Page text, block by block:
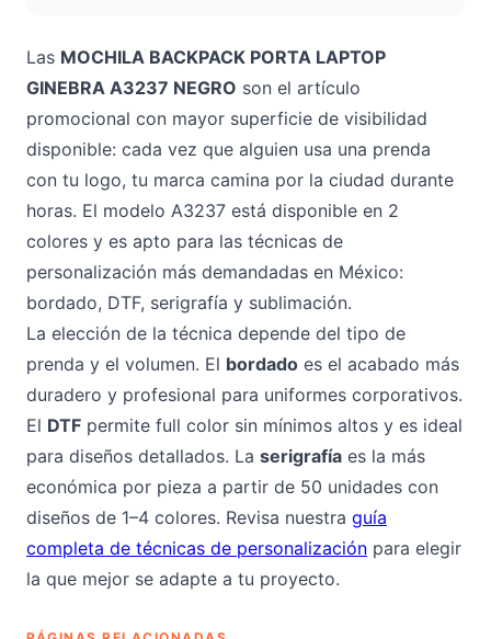
Las MOCHILA BACKPACK PORTA LAPTOP
GINEBRA A3237 NEGRO son el artículo
promocional con mayor superficie de visibilidad
disponible: cada vez que alguien usa una prenda
con tu logo, tu marca camina por la ciudad durante
horas. El modelo A3237 está disponible en 2
colores y es apto para las técnicas de
personalización más demandadas en México:
bordado, DTF, serigrafía y sublimación.
La elección de la técnica depende del tipo de
prenda y el volumen. El bordado es el acabado más
duradero y profesional para uniformes corporativos.
El DTF permite full color sin mínimos altos y es ideal
para diseños detallados. La serigrafía es la más
económica por pieza a partir de 50 unidades con
diseños de 1–4 colores. Revisa nuestra guía
completa de técnicas de personalización para elegir
la que mejor se adapte a tu proyecto.